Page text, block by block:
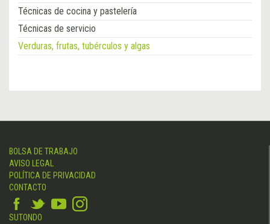
Técnicas de cocina y pastelería
Técnicas de servicio
Verduras, frutas, tubérculos y algas
BOLSA DE TRABAJO
AVISO LEGAL
POLÍTICA DE PRIVACIDAD
CONTACTO
SUTONDO